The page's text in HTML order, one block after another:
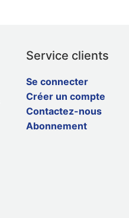
Service clients
Se connecter
Créer un compte
Contactez-nous
Abonnement